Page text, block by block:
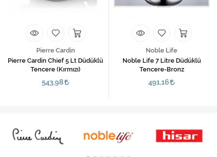
Pierre Cardin
Pierre Cardin Chief 5 Lt Düdüklü
Tencere (Kırmızı)
543,98
Noble Life
Noble Life 7 Litre Düdüklü
Tencere-Bronz
491,16